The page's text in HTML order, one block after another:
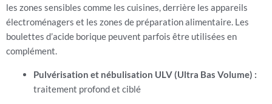
les zones sensibles comme les cuisines, derrière les appareils
électroménagers et les zones de préparation alimentaire. Les
boulettes d’acide borique peuvent parfois être utilisées en
complément.
Pulvérisation et nébulisation ULV (Ultra Bas Volume) :
traitement profond et ciblé